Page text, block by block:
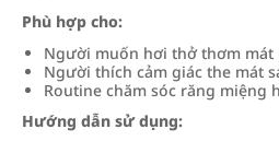
Phù hợp cho:
Người muốn hơi thở thơm mát
Người thích cảm giác the mát
Routine chăm sóc răng miệng
Hướng dẫn sử dụng: